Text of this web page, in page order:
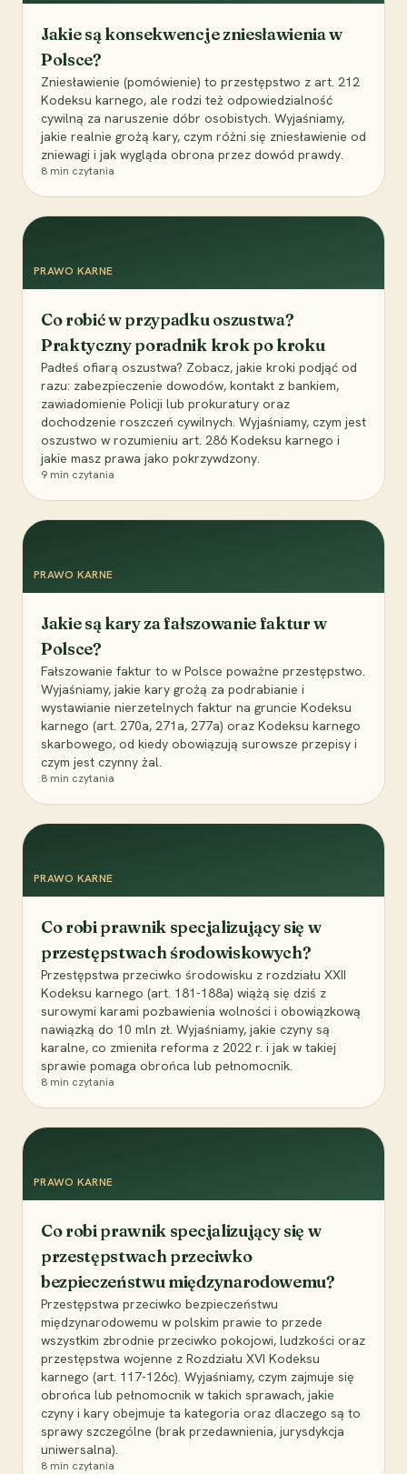
Jakie są konsekwencje zniesławienia w
Polsce?
Zniesławienie (pomówienie) to przestępstwo z art. 212
Kodeksu karnego, ale rodzi też odpowiedzialność
cywilną za naruszenie dóbr osobistych. Wyjaśniamy,
jakie realnie grożą kary, czym różni się zniesławienie od
zniewagi i jak wygląda obrona przez dowód prawdy.
8 min czytania
PRAWO KARNE
Co robić w przypadku oszustwa?
Praktyczny poradnik krok po kroku
Padłeś ofiarą oszustwa? Zobacz, jakie kroki podjąć od
razu: zabezpieczenie dowodów, kontakt z bankiem,
zawiadomienie Policji lub prokuratury oraz
dochodzenie roszczeń cywilnych. Wyjaśniamy, czym jest
oszustwo w rozumieniu art. 286 Kodeksu karnego i
jakie masz prawa jako pokrzywdzony.
9 min czytania
PRAWO KARNE
Jakie są kary za fałszowanie faktur w
Polsce?
Fałszowanie faktur to w Polsce poważne przestępstwo.
Wyjaśniamy, jakie kary grożą za podrabianie i
wystawianie nierzetelnych faktur na gruncie Kodeksu
karnego (art. 270a, 271a, 277a) oraz Kodeksu karnego
skarbowego, od kiedy obowiązują surowsze przepisy i
czym jest czynny żal.
8 min czytania
PRAWO KARNE
Co robi prawnik specjalizujący się w
przestępstwach środowiskowych?
Przestępstwa przeciwko środowisku z rozdziału XXII
Kodeksu karnego (art. 181-188a) wiążą się dziś z
surowymi karami pozbawienia wolności i obowiązkową
nawiązką do 10 mln zł. Wyjaśniamy, jakie czyny są
karalne, co zmieniła reforma z 2022 r. i jak w takiej
sprawie pomaga obrońca lub pełnomocnik.
8 min czytania
PRAWO KARNE
Co robi prawnik specjalizujący się w
przestępstwach przeciwko
bezpieczeństwu międzynarodowemu?
Przestępstwa przeciwko bezpieczeństwu
międzynarodowemu w polskim prawie to przede
wszystkim zbrodnie przeciwko pokojowi, ludzkości oraz
przestępstwa wojenne z Rozdziału XVI Kodeksu
karnego (art. 117-126c). Wyjaśniamy, czym zajmuje się
obrońca lub pełnomocnik w takich sprawach, jakie
czyny i kary obejmuje ta kategoria oraz dlaczego są to
sprawy szczególne (brak przedawnienia, jurysdykcja
uniwersalna).
8 min czytania